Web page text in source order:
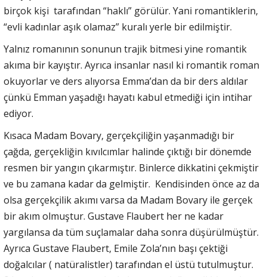
birçok kişi tarafından “haklı” görülür. Yani romantiklerin,
“evli kadınlar aşık olamaz” kuralı yerle bir edilmiştir.
Yalnız romanının sonunun trajik bitmesi yine romantik
akıma bir kayıştır. Ayrıca insanlar nasıl ki romantik roman
okuyorlar ve ders alıyorsa Emma’dan da bir ders aldılar
çünkü Emman yaşadığı hayatı kabul etmediği için intihar
ediyor.
Kısaca Madam Bovary, gerçekçiliğin yaşanmadığı bir
çağda, gerçekliğin kıvılcımlar halinde çıktığı bir dönemde
resmen bir yangın çıkarmıştır. Binlerce dikkatini çekmiştir
ve bu zamana kadar da gelmiştir. Kendisinden önce az da
olsa gerçekçilik akımı varsa da Madam Bovary ile gerçek
bir akım olmuştur. Gustave Flaubert her ne kadar
yargılansa da tüm suçlamalar daha sonra düşürülmüştür.
Ayrıca Gustave Flaubert, Emile Zola’nın başı çektiği
doğalcılar ( natüralistler) tarafından el üstü tutulmuştur.